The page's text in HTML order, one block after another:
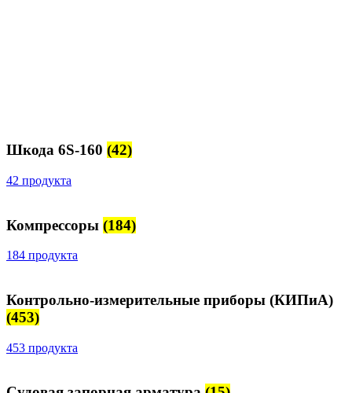
Шкода 6S-160 (42)
42 продукта
Компрессоры (184)
184 продукта
Контрольно-измерительные приборы (КИПиА)
(453)
453 продукта